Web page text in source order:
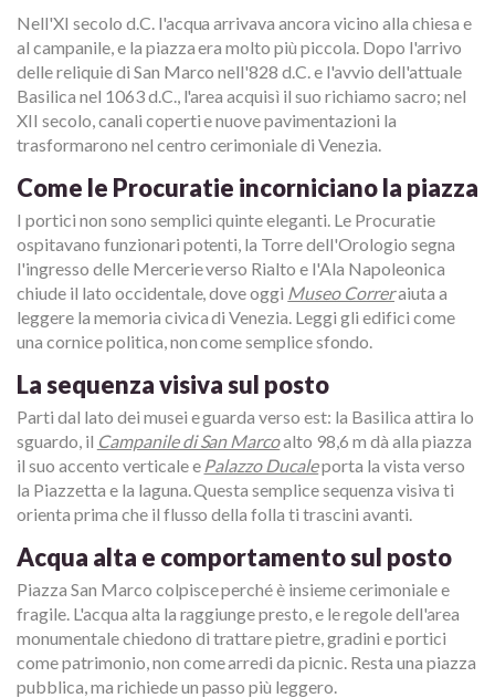
Nell'XI secolo d.C. l'acqua arrivava ancora vicino alla chiesa e
al campanile, e la piazza era molto più piccola. Dopo l'arrivo
delle reliquie di San Marco nell'828 d.C. e l'avvio dell'attuale
Basilica nel 1063 d.C., l'area acquisì il suo richiamo sacro; nel
XII secolo, canali coperti e nuove pavimentazioni la
trasformarono nel centro cerimoniale di Venezia.
Come le Procuratie incorniciano la piazza
I portici non sono semplici quinte eleganti. Le Procuratie
ospitavano funzionari potenti, la Torre dell'Orologio segna
l'ingresso delle Mercerie verso Rialto e l'Ala Napoleonica
chiude il lato occidentale, dove oggi Museo Correraiuta a
leggere la memoria civica di Venezia. Leggi gli edifici come
una cornice politica, non come semplice sfondo.
La sequenza visiva sul posto
Parti dal lato dei musei e guarda verso est: la Basilica attira lo
sguardo, il Campanile di San Marcoalto 98,6 m dà alla piazza
il suo accento verticale e Palazzo Ducaleporta la vista verso
la Piazzetta e la laguna. Questa semplice sequenza visiva ti
orienta prima che il flusso della folla ti trascini avanti.
Acqua alta e comportamento sul posto
Piazza San Marco colpisce perché è insieme cerimoniale e
fragile. L'acqua alta la raggiunge presto, e le regole dell'area
monumentale chiedono di trattare pietre, gradini e portici
come patrimonio, non come arredi da picnic. Resta una piazza
pubblica, ma richiede un passo più leggero.